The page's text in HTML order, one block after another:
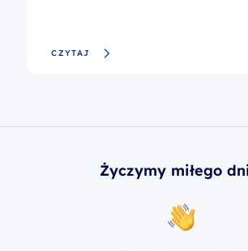
CZYTAJ
Życzymy miłego